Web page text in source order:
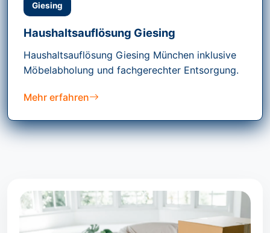
Giesing
Haushaltsauflösung Giesing
Haushaltsauflösung Giesing München inklusive
Möbelabholung und fachgerechter Entsorgung.
Mehr erfahren